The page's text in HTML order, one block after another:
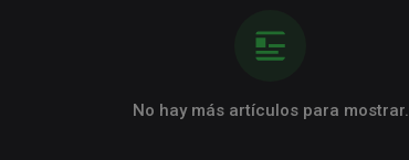
No hay más artículos para mostrar.